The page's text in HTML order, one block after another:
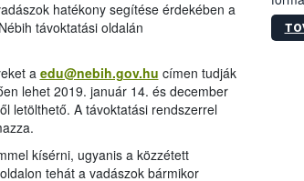
hatékony segítése érdekében a
távoktatási oldalán
a edu@nebih.gov.hu címen tudják
lehet 2019. január 14. és december
letölthető. A távoktatási rendszerrel
kísérni, ugyanis a közzétett
tehát a vadászok bármikor